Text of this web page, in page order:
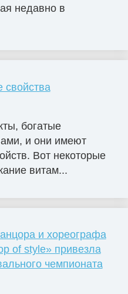
недавно в
свойства
богатые
и они имеют
Вот некоторые
витам...
и хореографа
of style» привезла
чемпионата